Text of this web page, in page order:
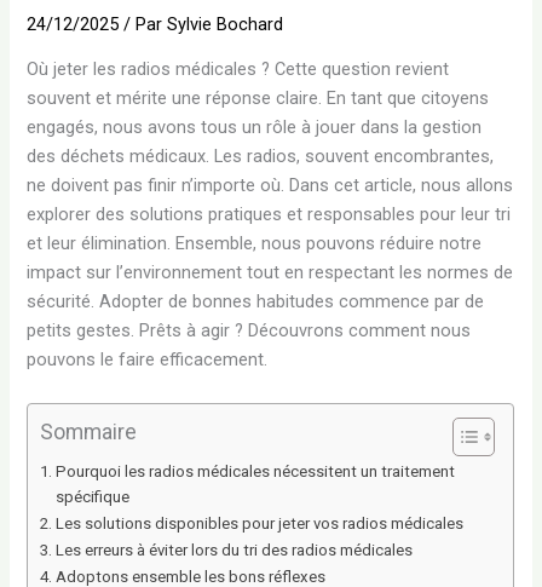
24/12/2025/ ParSylvie Bochard
Où jeter les radios médicales ? Cette question revient
souvent et mérite une réponse claire. En tant que citoyens
engagés, nous avons tous un rôle à jouer dans la gestion
des déchets médicaux. Les radios, souvent encombrantes,
ne doivent pas finir n’importe où. Dans cet article, nous allons
explorer des solutions pratiques et responsables pour leur tri
et leur élimination. Ensemble, nous pouvons réduire notre
impact sur l’environnement tout en respectant les normes de
sécurité. Adopter de bonnes habitudes commence par de
petits gestes. Prêts à agir ? Découvrons comment nous
pouvons le faire efficacement.
Sommaire
Pourquoi les radios médicales nécessitent un traitement
spécifique
Les solutions disponibles pour jeter vos radios médicales
Les erreurs à éviter lors du tri des radios médicales
Adoptons ensemble les bons réflexes